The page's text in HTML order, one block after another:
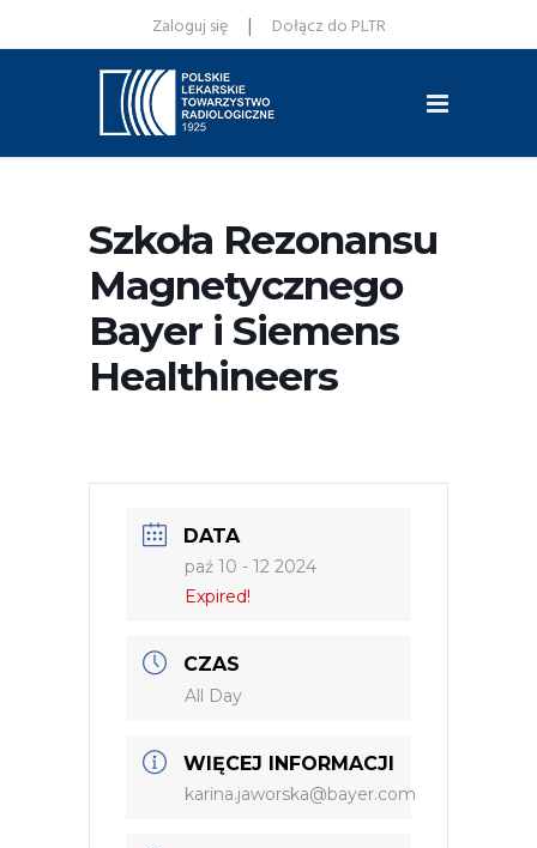
Zaloguj się | Dołącz do PLTR
Szkoła Rezonansu
Magnetycznego
Bayer i Siemens
Healthineers
DATA
paź 10 - 12 2024
Expired!
CZAS
All Day
WIĘCEJ INFORMACJI
karina.jaworska@bayer.com